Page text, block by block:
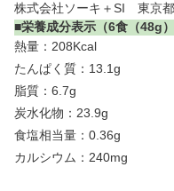
株式会社ソーキ＋SI 東京
■栄養成分表示（6食（48g）
熱量：208Kcal
たんぱく質：13.1g
脂質：6.7g
炭水化物：23.9g
食塩相当量：0.36g
カルシウム：240mg